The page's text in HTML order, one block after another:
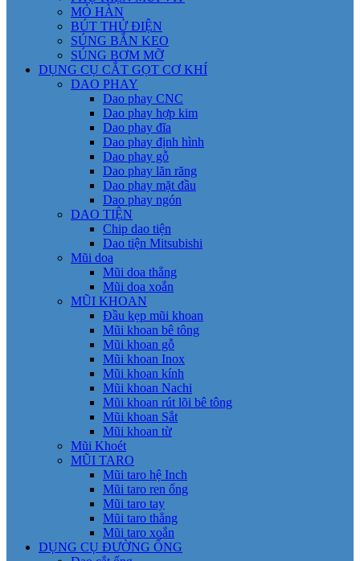
MỎ HÀN
BÚT THỬ ĐIỆN
SÚNG BẮN KEO
SÚNG BƠM MỠ
DỤNG CỤ CẮT GỌT CƠ KHÍ
DAO PHAY
Dao phay CNC
Dao phay hợp kim
Dao phay đĩa
Dao phay định hình
Dao phay gỗ
Dao phay lăn răng
Dao phay mặt đầu
Dao phay ngón
DAO TIỆN
Chip dao tiện
Dao tiện Mitsubishi
Mũi doa
Mũi doa thẳng
Mũi doa xoắn
MŨI KHOAN
Đầu kẹp mũi khoan
Mũi khoan bê tông
Mũi khoan gỗ
Mũi khoan Inox
Mũi khoan kính
Mũi khoan Nachi
Mũi khoan rút lõi bê tông
Mũi khoan Sắt
Mũi khoan từ
Mũi Khoét
MŨI TARO
Mũi taro hệ Inch
Mũi taro ren ống
Mũi taro tay
Mũi taro thẳng
Mũi taro xoắn
DỤNG CỤ ĐƯỜNG ỐNG